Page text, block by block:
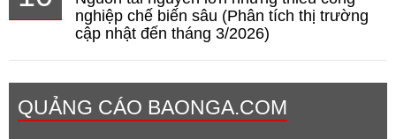
nghiệp chế biến sâu (Phân tích thị trường
cập nhật đến tháng 3/2026)
QUẢNG CÁO BAONGA.COM